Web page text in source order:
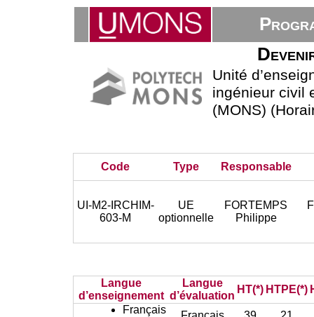
Unité
ingénieur civil
(MONS)
Code Type Responsable
UI-M2-IRCHIM-
603-M
UE
optionnelle
FORTEMPS
Philippe
Langue
d’enseignement
Langue
d’évaluation
HT(*) HTPE(*)
Français